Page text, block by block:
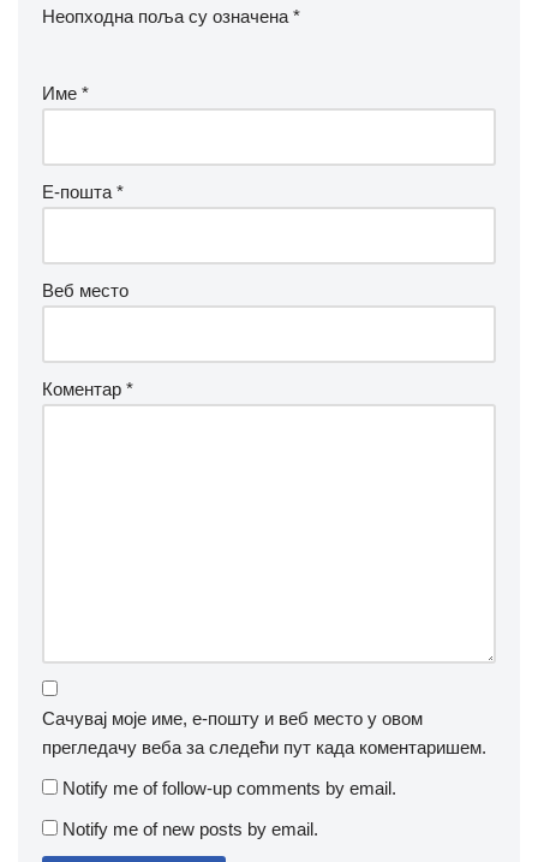
Неопходна поља су означена *
Име *
Е-пошта *
Веб место
Коментар *
Сачувај моје име, е-пошту и веб место у овом
прегледачу веба за следећи пут када коментаришем.
Notify me of follow-up comments by email.
Notify me of new posts by email.